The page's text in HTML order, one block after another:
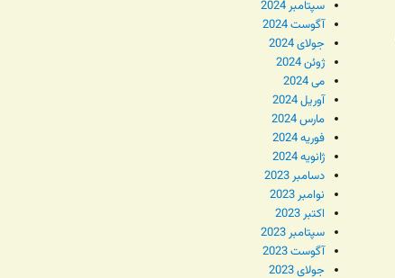
سپتامبر 2024
آگوست 2024
جولای 2024
ژوئن 2024
می 2024
آوریل 2024
مارس 2024
فوریه 2024
ژانویه 2024
دسامبر 2023
نوامبر 2023
اکتبر 2023
سپتامبر 2023
آگوست 2023
جولای 2023